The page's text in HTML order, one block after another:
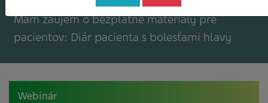
Mám záujem o bezplatné materiály pre
pacientov: Diár pacienta s bolesťami hlavy
Webinár